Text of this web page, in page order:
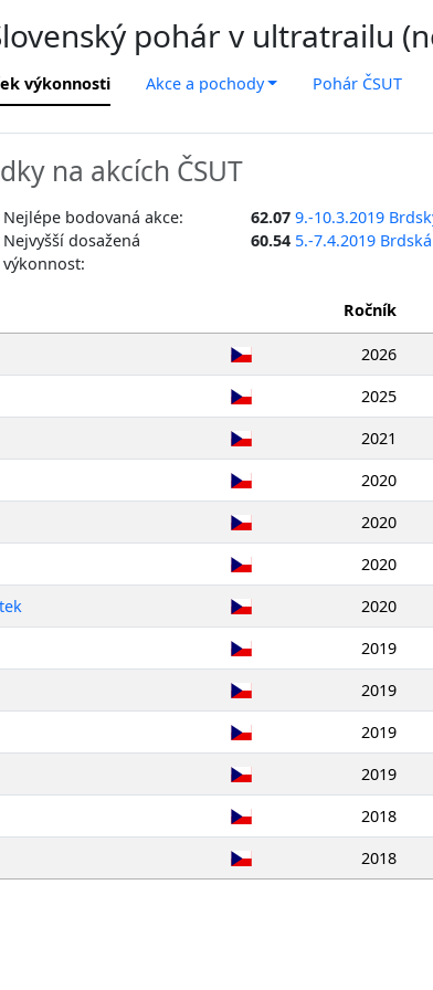
pohár v ultratrailu
výkonnosti Akce a pochody Pohár ČSUT
na akcích ČSUT
Nejlépe bodovaná akce: 62.07 9.-10.3.2019
Nejvyšší dosažená
výkonnost:
60.54 5.-7.4.2019
Ročník
2026
2025
2021
2020
2020
2020
2020
2019
2019
2019
2019
2018
2018